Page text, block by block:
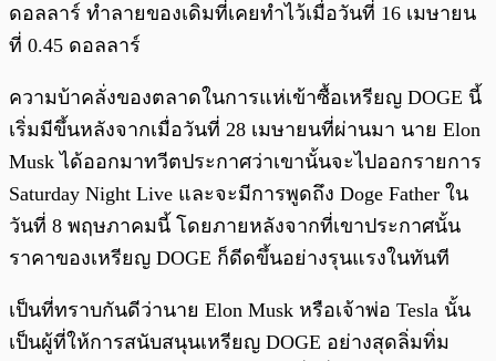
ดอลลาร์ ทำลายของเดิมที่เคยทำไว้เมื่อวันที่ 16 เมษายน
ที่ 0.45 ดอลลาร์
ความบ้าคลั่งของตลาดในการแห่เข้าซื้อเหรียญ DOGE นี้
เริ่มมีขึ้นหลังจากเมื่อวันที่ 28 เมษายนที่ผ่านมา นาย Elon
Musk ได้ออกมาทวีตประกาศว่าเขานั้นจะไปออกรายการ
Saturday Night Live และจะมีการพูดถึง Doge Father ใน
วันที่ 8 พฤษภาคมนี้ โดยภายหลังจากที่เขาประกาศนั้น
ราคาของเหรียญ DOGE ก็ดีดขึ้นอย่างรุนแรงในทันที
เป็นที่ทราบกันดีว่านาย Elon Musk หรือเจ้าพ่อ Tesla นั้น
เป็นผู้ที่ให้การสนับสนุนเหรียญ DOGE อย่างสุดลิ่มทิ่ม